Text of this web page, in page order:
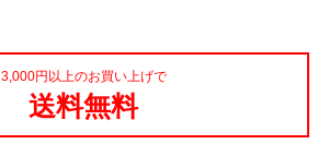
3,000円以上のお買い上げで
送料無料